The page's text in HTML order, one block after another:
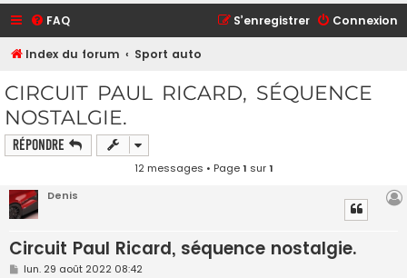
FAQ Connexion
S’enregistrer
Index du forum Sport auto
CIRCUIT PAUL RICARD, SÉQUENCE
NOSTALGIE.
Répondre
12 messages • Page1 sur1
Denis
Circuit Paul Ricard, séquence nostalgie.
M
lun. 29 août 2022 08:42